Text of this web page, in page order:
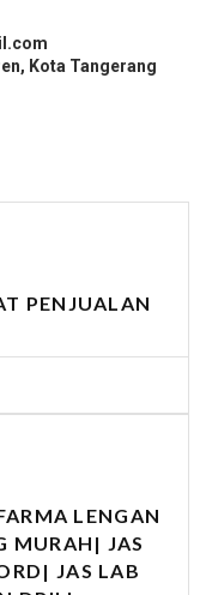
Kota Tangerang
PENJUALAN
LENGAN
MURAH| JAS
JAS LAB